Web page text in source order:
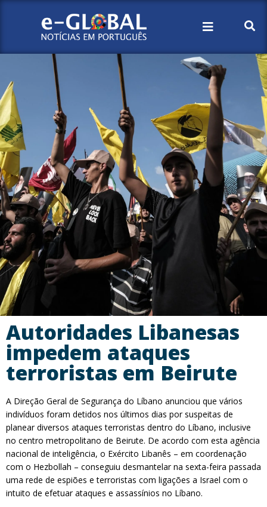
Autoridades Libanesas
impedem ataques
terroristas em Beirute
A Direção Geral de Segurança do Líbano anunciou que vários
indivíduos foram detidos nos últimos dias por suspeitas de
planear diversos ataques terroristas dentro do Líbano, inclusive
no centro metropolitano de Beirute. De acordo com esta agência
nacional de inteligência, o Exército Libanês – em coordenação
com o Hezbollah – conseguiu desmantelar na sexta-feira passada
uma rede de espiões e terroristas com ligações a Israel com o
intuito de efetuar ataques e assassínios no Líbano.